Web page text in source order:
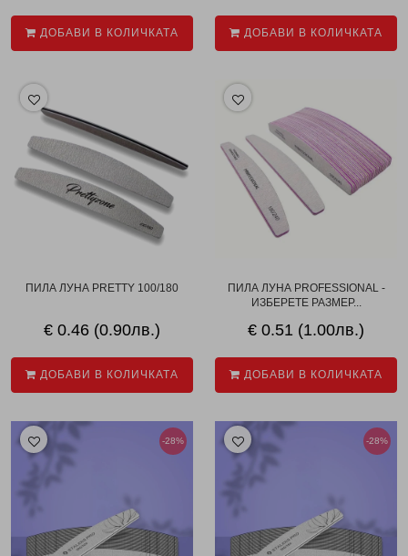
ДОБАВИ В КОЛИЧКАТА ДОБАВИ В КОЛИЧКАТА
ПИЛА ЛУНА PRETTY 100/180
€ 0.46 (0.90лв.)
ДОБАВИ В КОЛИЧКАТА
ПИЛА ЛУНА PROFESSIONAL -
ИЗБЕРЕТЕ РАЗМЕР...
€ 0.51 (1.00лв.)
ДОБАВИ В КОЛИЧКАТА
-28% -28%